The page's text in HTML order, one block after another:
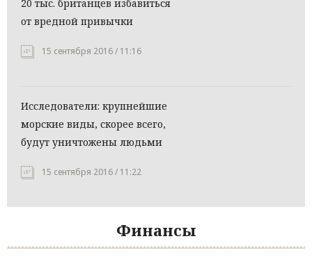
20 тыс. британцев избавиться
от вредной привычки
15 сентября 2016 / 11:16
Исследователи: крупнейшие
морские виды, скорее всего,
будут уничтожены людьми
15 сентября 2016 / 11:22
Финансы